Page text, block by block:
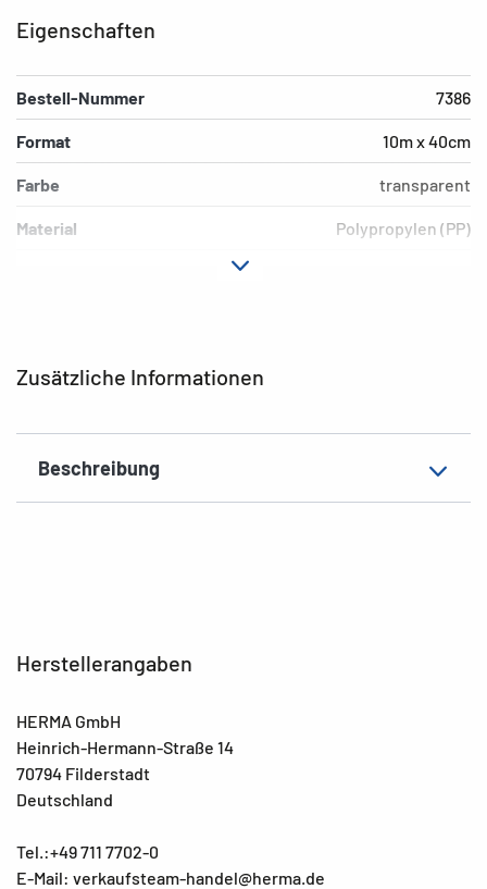
Zusätzliche Informationen
Beschreibung
Eigenschaften
Bestell-Nummer 7386
Format 10m x 40cm
Farbe transparent
Material Polypropylen (PP)
Herstellerangaben
HERMA GmbH
Heinrich-Hermann-Straße 14
70794 Filderstadt
Deutschland
Tel.:+49 711 7702-0
E-Mail: verkaufsteam-handel@herma.de